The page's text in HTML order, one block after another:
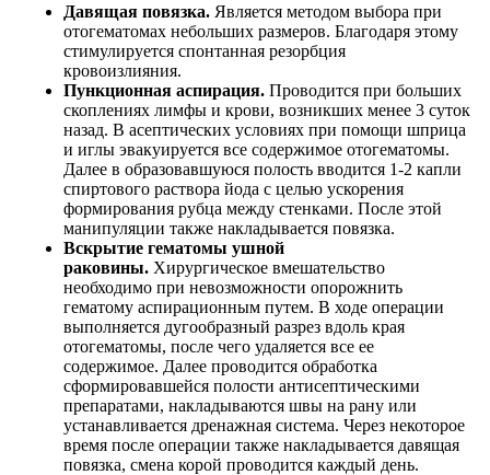
Давящая повязка. Является методом выбора при
отогематомах небольших размеров. Благодаря этому
стимулируется спонтанная резорбция
кровоизлияния.
Пункционная аспирация. Проводится при больших
скоплениях лимфы и крови, возникших менее 3 суток
назад. В асептических условиях при помощи шприца
и иглы эвакуируется все содержимое отогематомы.
Далее в образовавшуюся полость вводится 1-2 капли
спиртового раствора йода с целью ускорения
формирования рубца между стенками. После этой
манипуляции также накладывается повязка.
Вскрытие гематомы ушной
раковины. Хирургическое вмешательство
необходимо при невозможности опорожнить
гематому аспирационным путем. В ходе операции
выполняется дугообразный разрез вдоль края
отогематомы, после чего удаляется все ее
содержимое. Далее проводится обработка
сформировавшейся полости антисептическими
препаратами, накладываются швы на рану или
устанавливается дренажная система. Через некоторое
время после операции также накладывается давящая
повязка, смена корой проводится каждый день.